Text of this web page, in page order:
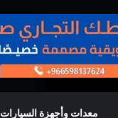
معدات وأجهزة السيارات